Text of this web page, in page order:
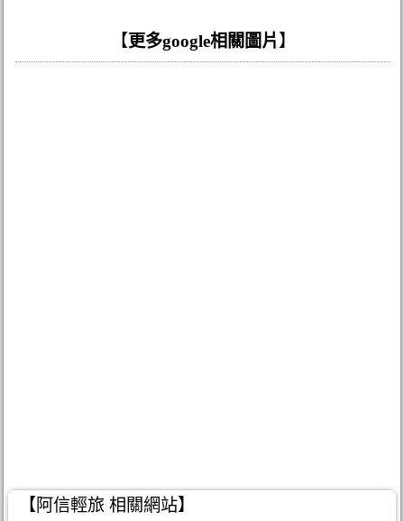
【更多google相關圖片 】
【阿信輕旅 相關網站】